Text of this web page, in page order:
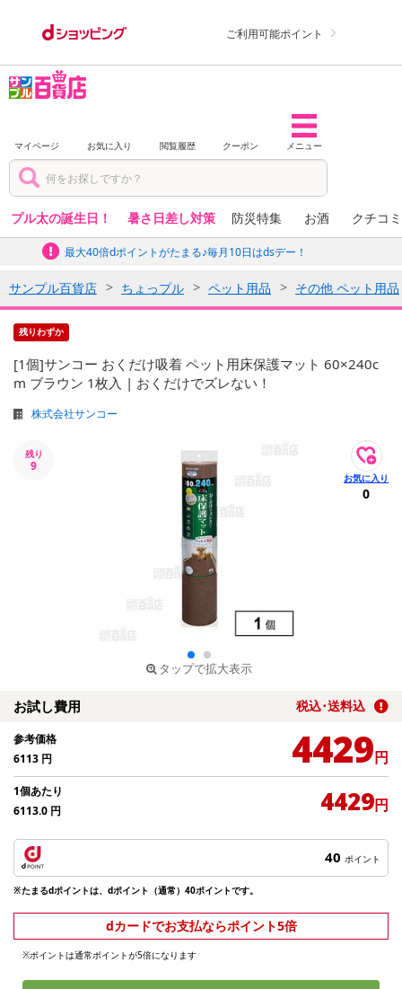
ご利用可能ポイント
マイページ お気に入り 閲覧履歴 クーポン メニュー
プル太の誕生日！ 暑さ日差し対策 防災特集 お酒 クチコ
最大40倍dポイントがたまる♪毎月10日はdsデー！
サンプル百貨店 ちょっプル ペット用品 その他 ペット用品
残りわずか
[1個]サンコー おくだけ吸着 ペット用床保護マット 60×240c
m ブラウン 1枚入 | おくだけでズレない！
株式会社サンコー
残り
9
タップで拡大表示
0
お試し費用 税込･送料込
参考価格
6113 円 4429円
1個あたり
6113.0 円 4429円
40 ポイント
※たまるdポイントは、dポイント（通常）40ポイントです。
dカードでお支払ならポイント5倍
※ポイントは通常ポイントが5倍になります